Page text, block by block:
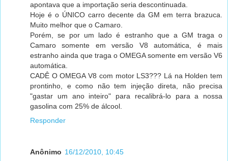
apontava que a importação seria descontinuada.
Hoje é o ÚNICO carro decente da GM em terra brazuca.
Muito melhor que o Camaro.
Porém, se por um lado é estranho que a GM traga o
Camaro somente em versão V8 automática, é mais
estranho ainda que traga o OMEGA somente em versão V6
automática.
CADÊ O OMEGA V8 com motor LS3??? Lá na Holden tem
prontinho, e como não tem injeção direta, não precisa
"gastar um ano inteiro" para recalibrá-lo para a nossa
gasolina com 25% de álcool.
Responder
Anônimo 16/12/2010, 10:45